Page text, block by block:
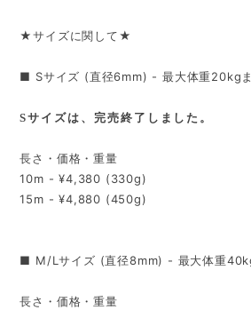
★サイズに関して★
■ Sサイズ (直径6mm) - 最大体重20kg
Sサイズは、完売終了しました。
長さ・価格・重量
10m - ¥4,380 (330g)
15m - ¥4,880 (450g)
■ M/Lサイズ (直径8mm) - 最大体重
長さ・価格・重量